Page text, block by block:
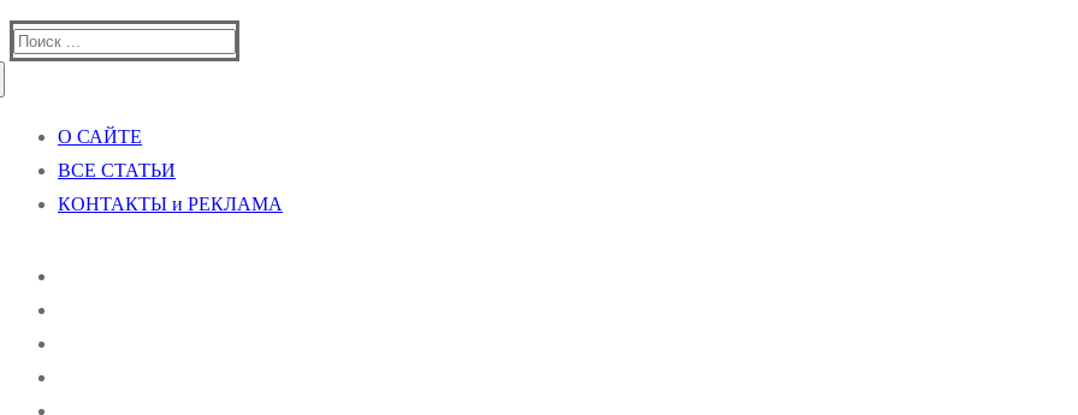
Найти:
О САЙТЕ
ВСЕ СТАТЬИ
КОНТАКТЫ и РЕКЛАМА